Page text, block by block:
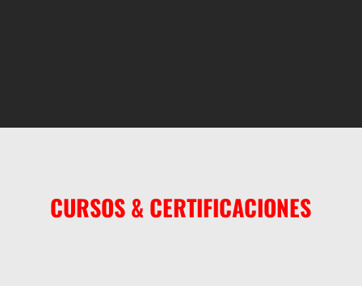
CURSOS & CERTIFICACIONES